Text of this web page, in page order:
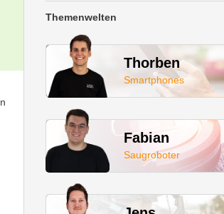
Themenwelten
Thorben
Smartphones
Fabian
Saugroboter